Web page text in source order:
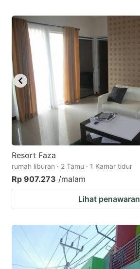
Resort Faza
rumah liburan · 2 Tamu · 1 Kamar tidur
Rp 907.273 /malam
Lihat penawaran